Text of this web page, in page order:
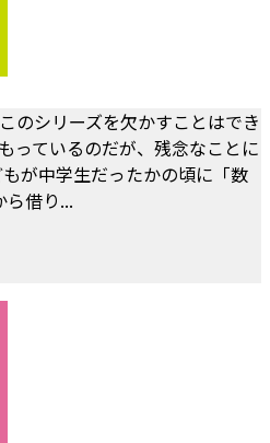
のシリーズを欠かすことはでき
っているのだが、残念なことに
が中学生だったかの頃に「数
ら借り...